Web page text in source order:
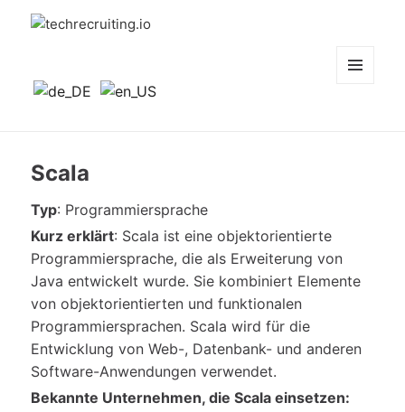
Scala
Typ: Programmiersprache
Kurz erklärt: Scala ist eine objektorientierte
Programmiersprache, die als Erweiterung von
Java entwickelt wurde. Sie kombiniert Elemente
von objektorientierten und funktionalen
Programmiersprachen. Scala wird für die
Entwicklung von Web-, Datenbank- und anderen
Software-Anwendungen verwendet.
Bekannte Unternehmen, die Scala einsetzen: